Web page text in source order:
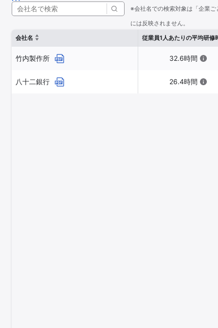
※会社名での検索対象は「企業
には反映されません。
会社名
従業員1人あたりの平均研修
竹内製作所 32.6時間
八十二銀行 26.4時間